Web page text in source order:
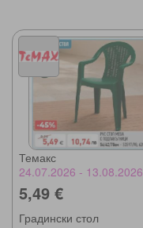
Темакс
24.07.2026 - 13.08.2026
5,49 €
Градински стол